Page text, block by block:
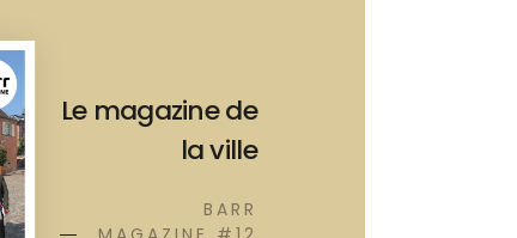
Le magazine de
la ville
BARR